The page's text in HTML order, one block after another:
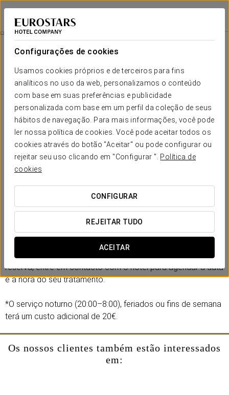
Configurações de cookies
Usamos cookies próprios e de terceiros para fins
analíticos no uso da web, personalizamos o conteúdo
com base em suas preferências e publicidade
personalizada com base em um perfil da coleção de seus
hábitos de navegação. Para mais informações, você pode
ler nossa política de cookies. Você pode aceitar todos os
cookies através do botão "Aceitar" ou pode configurar ou
rejeitar seu uso clicando em "Configurar ". Política de
cookies
CONFIGURAR
REJEITAR TUDO
ACEITAR
Eurostars Pamplona
PAMPLONA
Sportmassage 50 Min
€70
Sportmassage 50 Min
Ofereça a si mesmo um merecido descanso! Este é o
momento perfeito para escapar da rotina, dedicar tempo ao
seu corpo e libertar-se das tensões do dia a dia.
Desfrute desta massagem adicionando-a durante o
processo de reserva da sua estadia. Após concluir a
reserva, entre em contacto com o hotel para agendar a data
e a hora do seu tratamento.
*O serviço noturno (20:00–8:00), feriados ou fins de semana
terá um custo adicional de 20€.
Os nossos clientes também estão interessados
em: